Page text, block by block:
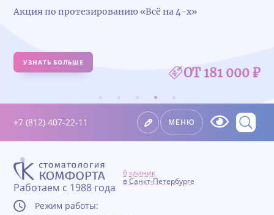
Акция по протезированию «Всё на 4-х»
УЗНАТЬ БОЛЬШЕ
ОТ 181 000 ₽
+7 (812) 407-22-11 МЕНЮ
Работаем с 1988 года
6 клиник
в Санкт-Петербурге
Режим работы: